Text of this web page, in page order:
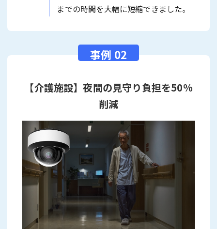
までの時間を大幅に短縮できました。
【介護施設】夜間の見守り負担を50%
削減